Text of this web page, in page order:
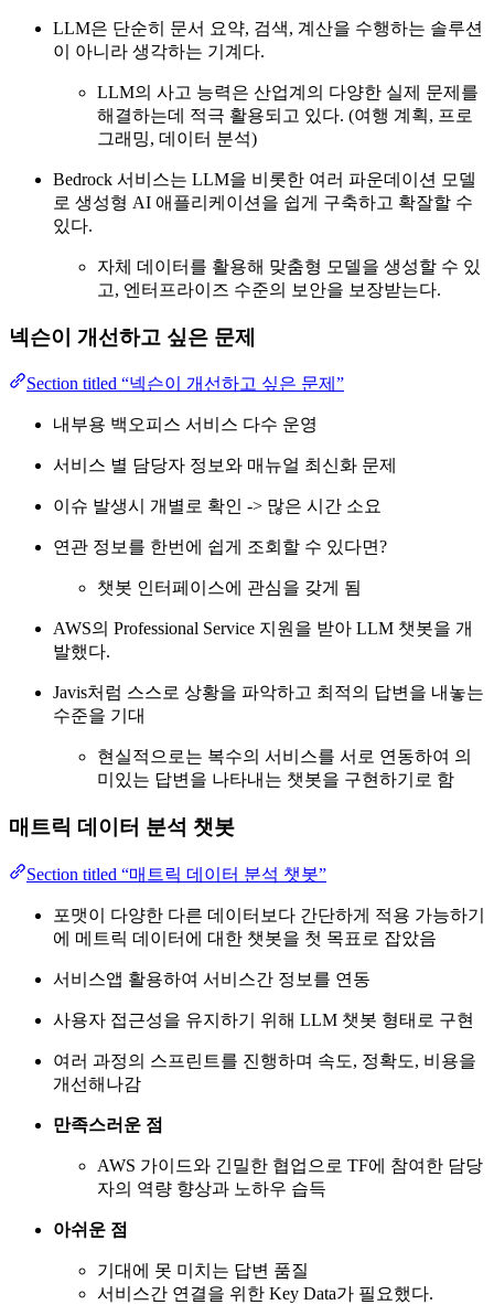
LLM은 단순히 문서 요약, 검색, 계산을 수행하는 솔루션
이 아니라 생각하는 기계다.
LLM의 사고 능력은 산업계의 다양한 실제 문제를
해결하는데 적극 활용되고 있다. (여행 계획, 프로
그래밍, 데이터 분석)
Bedrock 서비스는 LLM을 비롯한 여러 파운데이션 모델
로 생성형 AI 애플리케이션을 쉽게 구축하고 확잘할 수
있다.
자체 데이터를 활용해 맞춤형 모델을 생성할 수 있
고, 엔터프라이즈 수준의 보안을 보장받는다.
넥슨이 개선하고 싶은 문제
Section titled “넥슨이 개선하고 싶은 문제”
내부용 백오피스 서비스 다수 운영
서비스 별 담당자 정보와 매뉴얼 최신화 문제
이슈 발생시 개별로 확인 -> 많은 시간 소요
연관 정보를 한번에 쉽게 조회할 수 있다면?
챗봇 인터페이스에 관심을 갖게 됨
AWS의 Professional Service 지원을 받아 LLM 챗봇을 개
발했다.
Javis처럼 스스로 상황을 파악하고 최적의 답변을 내놓는
수준을 기대
현실적으로는 복수의 서비스를 서로 연동하여 의
미있는 답변을 나타내는 챗봇을 구현하기로 함
매트릭 데이터 분석 챗봇
Section titled “매트릭 데이터 분석 챗봇”
포맷이 다양한 다른 데이터보다 간단하게 적용 가능하기
에 메트릭 데이터에 대한 챗봇을 첫 목표로 잡았음
서비스앱 활용하여 서비스간 정보를 연동
사용자 접근성을 유지하기 위해 LLM 챗봇 형태로 구현
여러 과정의 스프린트를 진행하며 속도, 정확도, 비용을
개선해나감
만족스러운 점
AWS 가이드와 긴밀한 협업으로 TF에 참여한 담당
자의 역량 향상과 노하우 습득
아쉬운 점
기대에 못 미치는 답변 품질
서비스간 연결을 위한 Key Data가 필요했다.